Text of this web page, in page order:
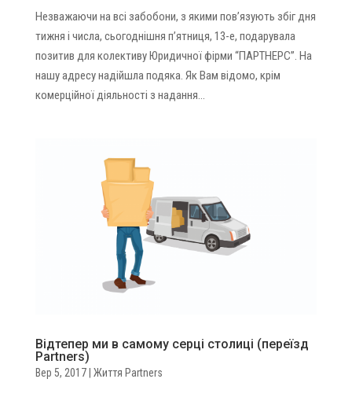
Незважаючи на всі забобони, з якими пов’язують збіг дня
тижня і числа, сьогоднішня п’ятниця, 13-е, подарувала
позитив для колективу Юридичної фірми “ПАРТНЕРС”. На
нашу адресу надійшла подяка. Як Вам відомо, крім
комерційної діяльності з надання...
Відтепер ми в самому серці столиці (переїзд
Partners)
Вер 5, 2017| Життя Partners